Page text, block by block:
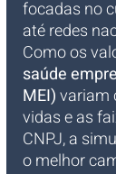
focadas no
até redes
Como os
saúde
MEI) variam
vidas e as
CNPJ, a
o melhor